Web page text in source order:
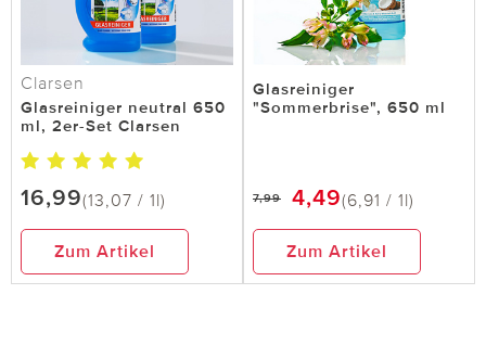
Clarsen
Glasreiniger neutral 650
ml, 2er-Set Clarsen
16,99(13,07 / 1l)
Zum Artikel
Glasreiniger
"Sommerbrise", 650 ml
7,99 4,49(6,91 / 1l)
Zum Artikel